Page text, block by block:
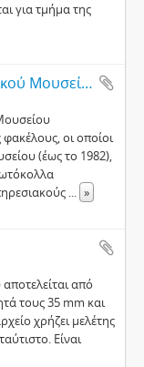
για τμήμα της
Αρχείο Βυζαντινού και Χριστιανικού Μουσείου
οι οποίοι
(έως το 1982),
... »
από
τους 35 mm και
χρήζει μελέτης
Είναι